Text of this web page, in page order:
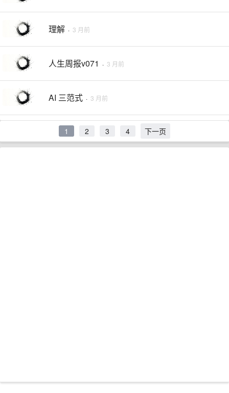
理解 · 3 月前
人生周报v071 · 3 月前
AI 三范式 · 3 月前
1 2 3 4 下一页